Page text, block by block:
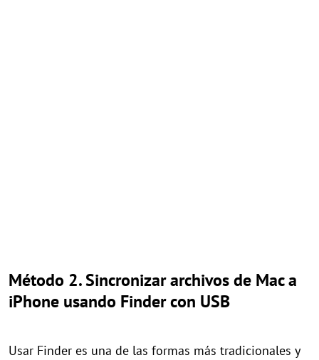
Método 2. Sincronizar archivos de Mac a
iPhone usando Finder con USB
Usar Finder es una de las formas más tradicionales y